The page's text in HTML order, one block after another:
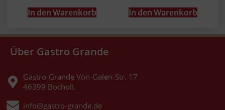
In den Warenkorb In den Warenkorb
Über Gastro Grande
Gastro-Grande Von-Galen-Str. 17
46399 Bocholt
info@gastro-grande.de